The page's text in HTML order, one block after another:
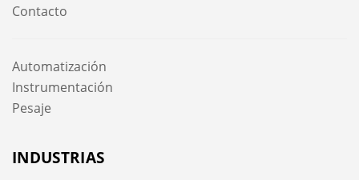
Contacto
Automatización
Instrumentación
Pesaje
INDUSTRIAS